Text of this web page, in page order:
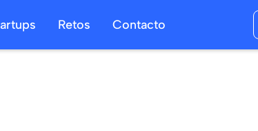
Retos Contacto